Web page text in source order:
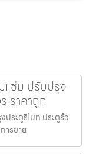
แซ่ม ปรับปรุง
ราคาถูก
ระตูรีโมท ประตูรั้ว
ารขาย